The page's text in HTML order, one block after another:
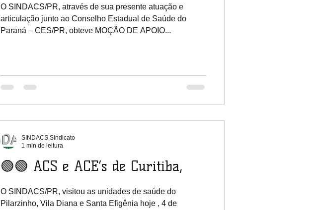
O SINDACS/PR, através de sua presente atuação e
articulação junto ao Conselho Estadual de Saúde do
Paraná – CES/PR, obteve MOÇÃO DE APOIO...
🟢🟢 ACS e ACE’s de Curitiba,
O SINDACS/PR, visitou as unidades de saúde do
Pilarzinho, Vila Diana e Santa Efigênia hoje , 4 de
SINDACS Sindicato
1 min de leitura